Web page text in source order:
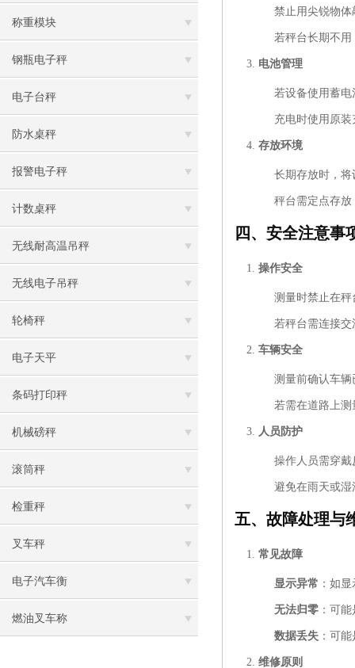
称重模块
钢瓶电子秤
电子台秤
防水桌秤
报警电子秤
计数桌秤
无线耐高温吊秤
无线电子吊秤
轮椅秤
电子天平
条码打印秤
机械磅秤
滚筒秤
检重秤
叉车秤
电子汽车衡
燃油叉车称
禁止用尖锐物
若秤台长期不
电池管理
若设备使用蓄
充电时使用原
存放环境
长期存放时，
秤台需定点存
四、安全注意事
操作安全
测量时禁止在
若秤台需连接
车辆安全
测量前确认车
若需在道路上
人员防护
操作人员需穿
避免在雨天或
五、故障处理与
常见故障
显示异常 ：如
无法归零 ：可
数据丢失 ：可
维修原则